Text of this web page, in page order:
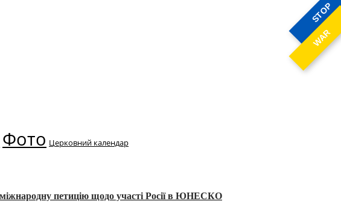
STOP
WAR
Фото Церковний календар
петицію щодо участі Росії в ЮНЕСКО